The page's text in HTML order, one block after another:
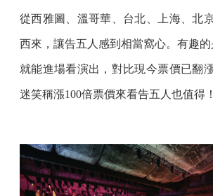
從西雅圖、溫哥華、台北、上海、北
西來，讓告五人感到相當窩心。有趣
就能進場看演出，對比現今票價已翻
迷笑稱漲100倍票價來看告五人也值得！